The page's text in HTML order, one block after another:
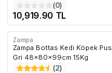
(0)
10,919.90 TL
Kargo Bedava
Zampa
Zampa Bottas Kedi Köpek
Gri 48x80x99cm 15Kg
(2)